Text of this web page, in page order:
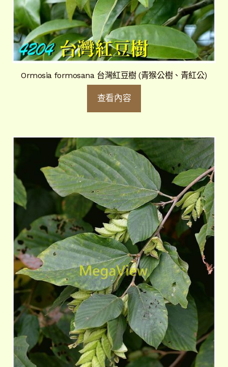
Ormosia formosana 台灣紅豆樹 (青猴公樹、青紅公)
查看內容